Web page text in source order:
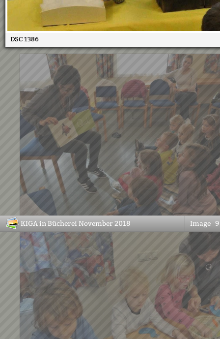
KIGA in Bücherei November
19.11.2018
DSC 1386
KIGA in Bücherei November 2018 Image 9